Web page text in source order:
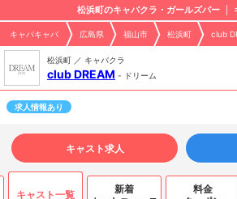
松浜町のキャバクラ・ガールズバー
キャバキャバ 広島県 福山市 松浜町 club
松浜町 ／ キャバクラ
club DREAM - ドリーム
求人情報あり
キャスト求人
キャスト一覧
新着
料金